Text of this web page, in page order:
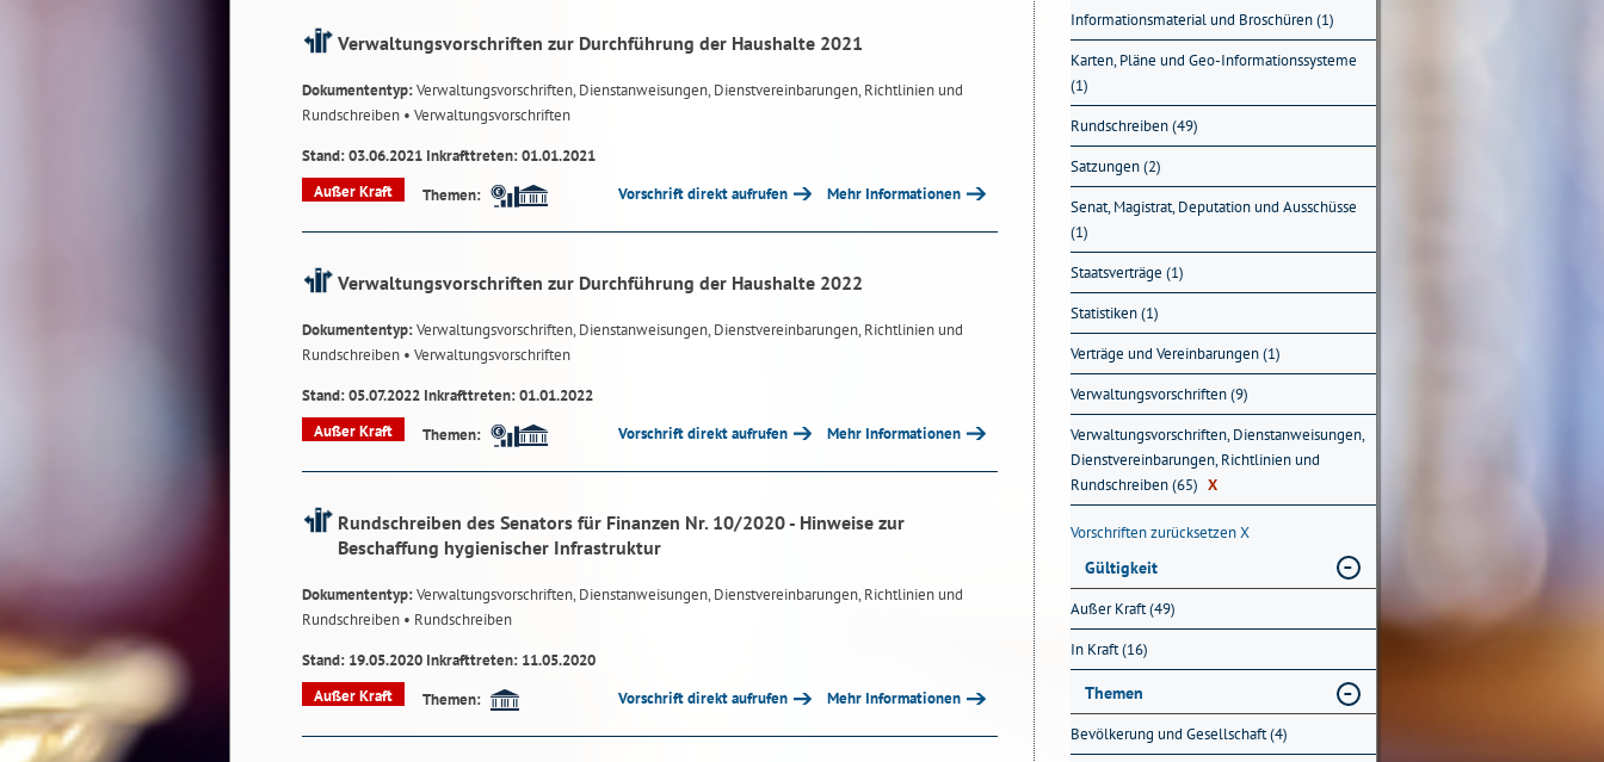
Verwaltungsvorschriften zur Durchführung der Haushalte 2021
Dokumententyp:Verwaltungsvorschriften, Dienstanweisungen, Dienstvereinbarungen, Richtlinien und
Rundschreiben • Verwaltungsvorschriften
Stand: 03.06.2021 Inkrafttreten: 01.01.2021
Außer Kraft
Themen: Vorschrift direkt aufrufen Mehr Informationen
Verwaltungsvorschriften zur Durchführung der Haushalte 2022
Dokumententyp:Verwaltungsvorschriften, Dienstanweisungen, Dienstvereinbarungen, Richtlinien und
Rundschreiben • Verwaltungsvorschriften
Stand: 05.07.2022 Inkrafttreten: 01.01.2022
Außer Kraft
Themen: Vorschrift direkt aufrufen Mehr Informationen
Rundschreiben des Senators für Finanzen Nr. 10/2020 - Hinweise zur
Beschaffung hygienischer Infrastruktur
Dokumententyp:Verwaltungsvorschriften, Dienstanweisungen, Dienstvereinbarungen, Richtlinien und
Rundschreiben • Rundschreiben
Stand: 19.05.2020 Inkrafttreten: 11.05.2020
Außer Kraft
Themen: Vorschrift direkt aufrufen Mehr Informationen
Informationsmaterial und Broschüren (1)
Karten, Pläne und Geo-Informationssysteme
(1)
Rundschreiben (49)
Satzungen (2)
Senat, Magistrat, Deputation und Ausschüsse
(1)
Staatsverträge (1)
Statistiken (1)
Verträge und Vereinbarungen (1)
Verwaltungsvorschriften (9)
Verwaltungsvorschriften, Dienstanweisungen,
Dienstvereinbarungen, Richtlinien und
Rundschreiben (65) X
Vorschriften zurücksetzenX
Gültigkeit
Außer Kraft (49)
In Kraft (16)
Themen
Bevölkerung und Gesellschaft (4)